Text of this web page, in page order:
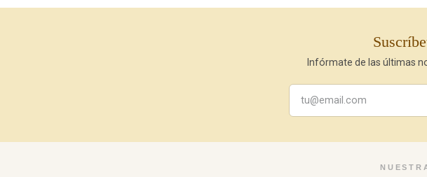
Infórmate de las últimas